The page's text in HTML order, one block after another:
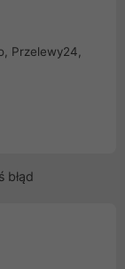
Przelewy24,
błąd